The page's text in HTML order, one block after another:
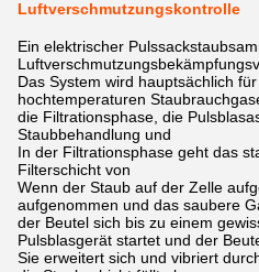
Luftverschmutzungskontrolle
Ein elektrischer
Das System wird hauptsächlich
hochtemperaturen
die Filtrationsphase, die
Staubbehandlung und
In der Filtrationsphase geht das
Filterschicht von
Wenn der Staub auf der Zelle
aufgenommen und das saubere
der Beutel sich bis zu einem
Pulsblasgerät startet und der
Sie erweitert sich und vibriert